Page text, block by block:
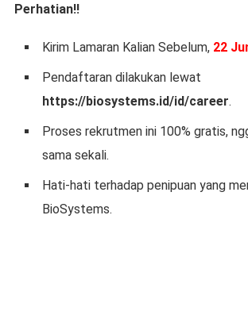
Perhatian!!
Kirim Lamaran Kalian Sebelum, 22
Pendaftaran dilakukan lewat
https://biosystems.id/id/career.
Proses rekrutmen ini 100% gratis,
sama sekali.
Hati-hati terhadap penipuan yang
BioSystems.